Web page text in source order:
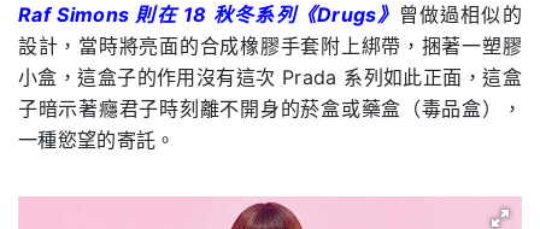
Raf Simons 則在 18 秋冬系列《Drugs》 曾做過相似的
設計，當時將亮面的合成橡膠手套附上綁帶，捆著一塑膠
小盒，這盒子的作用沒有這次 Prada 系列如此正面，這盒
子暗示著癮君子時刻離不開身的菸盒或藥盒（毒品盒），
一種慾望的寄託。